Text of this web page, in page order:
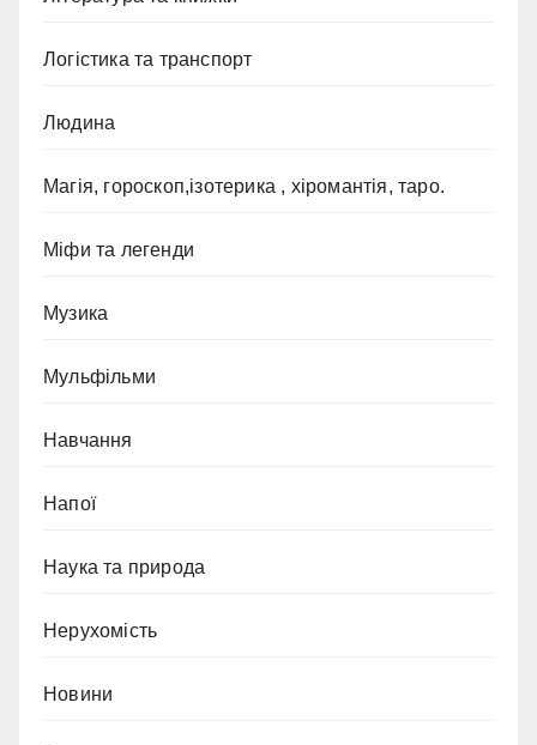
Логістика та транспорт
Людина
Магія, гороскоп,ізотерика , хіромантія, таро.
Міфи та легенди
Музика
Мульфільми
Навчання
Напої
Наука та природа
Нерухомість
Новини